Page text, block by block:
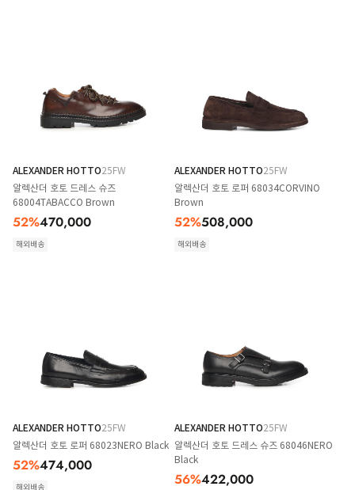
ALEXANDER HOTTO25FW
알렉산더 호토 드레스 슈즈
68004TABACCO Brown
52%470,000
해외배송
ALEXANDER HOTTO25FW
알렉산더 호토 로퍼 68034CORVINO
Brown
52%508,000
해외배송
ALEXANDER HOTTO25FW
알렉산더 호토 로퍼 68023NERO Black
52%474,000
해외배송
ALEXANDER HOTTO25FW
알렉산더 호토 드레스 슈즈 68046NERO
Black
56%422,000